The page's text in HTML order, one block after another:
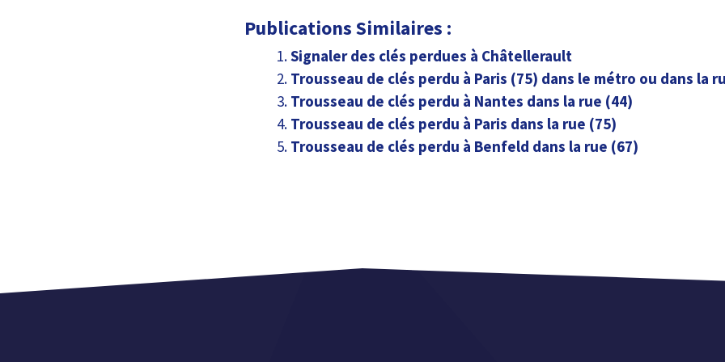
Publications Similaires :
Signaler des clés perdues à Châtellerault
Trousseau de clés perdu à Paris (75) dans le métro ou dans la
Trousseau de clés perdu à Nantes dans la rue (44)
Trousseau de clés perdu à Paris dans la rue (75)
Trousseau de clés perdu à Benfeld dans la rue (67)